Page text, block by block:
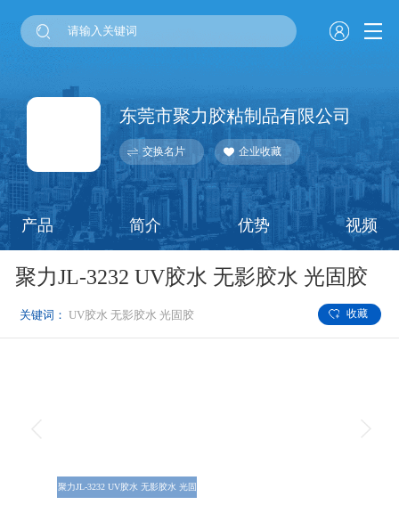
东莞市聚力胶粘制品有限公司
交换名片 企业收藏
产品 简介 优势 视频
聚力JL-3232 UV胶水 无影胶水 光固胶
关键词： UV胶水 无影胶水 光固胶 收藏
聚力JL-3232 UV胶水 无影胶水 光固